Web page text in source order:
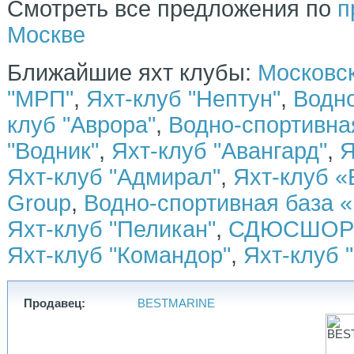
Экологичные материалы: мягкие тона, энергоэффективное
освещение и экологичная кожа делают интерьер уютным и
современным.
🦾 Технические характеристики TY460:
Длина: 14.10 м
Осадка: 0.86 м
Двигатели: Mercruiser 350HP × 2
Генератор: Kohler 12KW
Топливный бак: 1500 л
Пресноводный бак: 300 л
Максимальная скорость: 24 узла
Комплектация данной яхты:
Два поста управления
Радарная арка
Тиковое покрытие
Автопилот
Бимини топ на флайбридже
Три каюты
Смотреть все предложения по
Москве
Ближайшие яхт клубы:
"МРП", Яхт-клуб "Нептун",
клуб "Аврора", Водно-
"Водник", Яхт-клуб "Авангард",
Яхт-клуб "Адмирал", Яхт-клуб
Group, Водно-спортивная база
Яхт-клуб "Пеликан", СДЮСШОР
Яхт-клуб "Командор", Яхт-клуб
Продавец: BESTMARINE